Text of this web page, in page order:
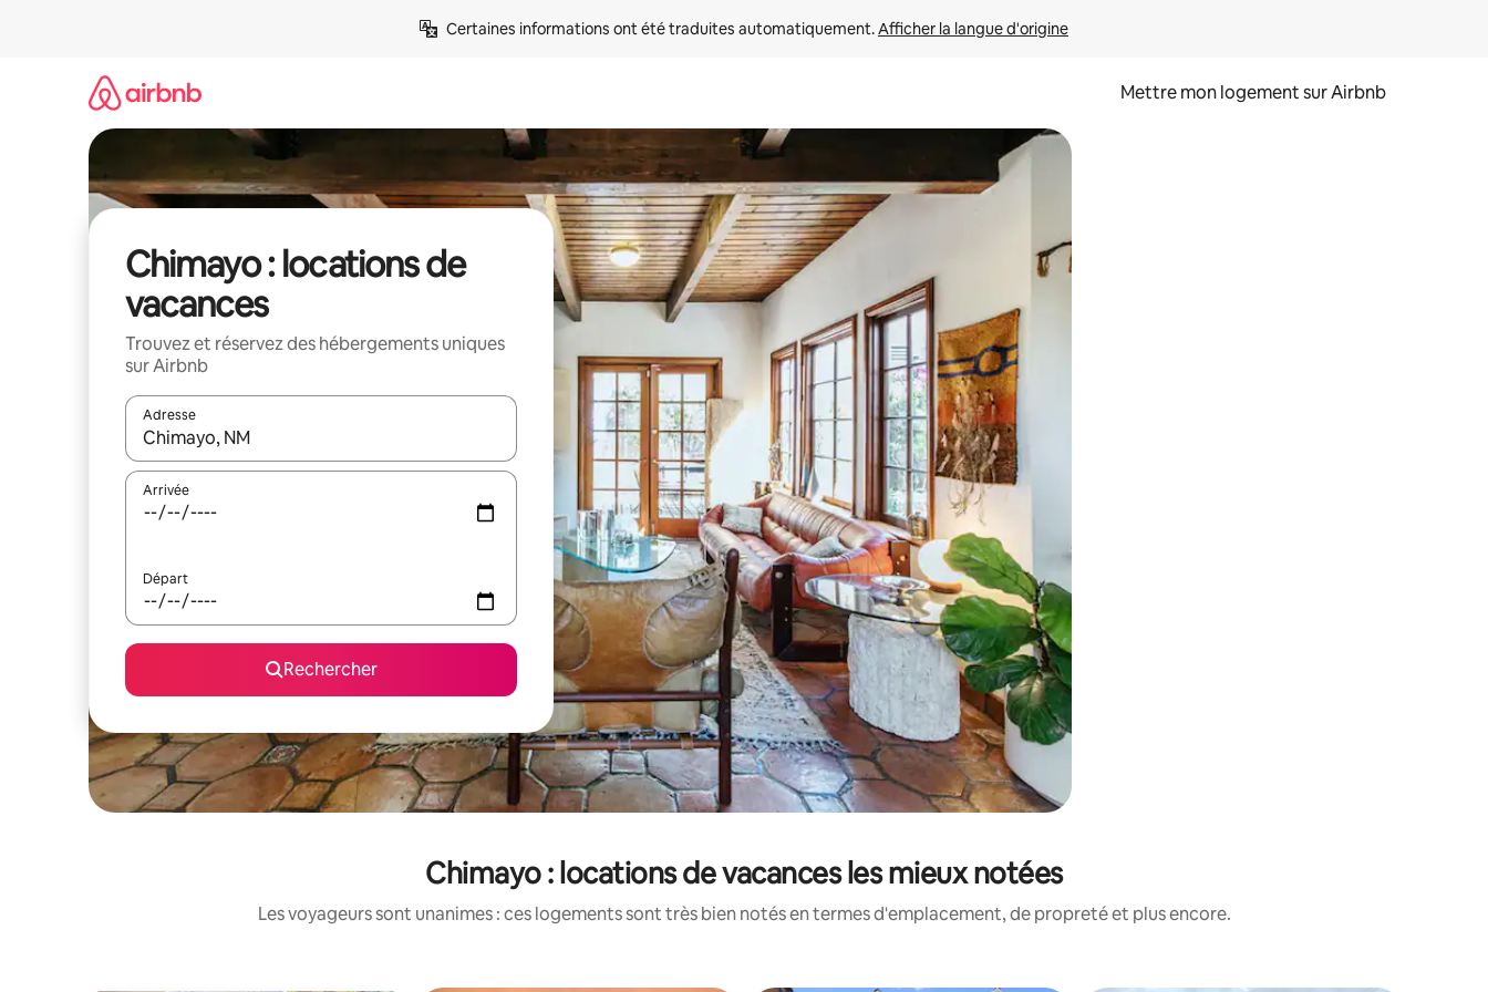
Certaines informations ont été traduites automatiquement. Afficher la langue d'origine
Mettre mon logement sur Airbnb
Chimayo : locations de
vacances
Trouvez et réservez des hébergements uniques
sur Airbnb
Adresse
Lorsque les résultats s'affichent, utilisez les flèches vers le haut et vers le bas pour les parcourir ou en appuyant et en faisant glisser.
Arrivée
Départ
Rechercher
Chimayo : locations de vacances les mieux notées
Les voyageurs sont unanimes : ces logements sont très bien notés en termes d'emplacement, de propreté et plus encore.